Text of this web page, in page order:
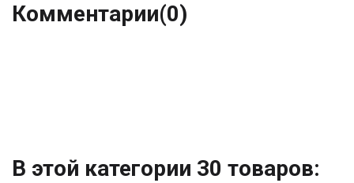
Комментарии(0)
В этой категории 30 товаров: